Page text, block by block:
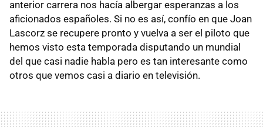
anterior carrera nos hacía albergar esperanzas a los
aficionados españoles. Si no es así, confío en que Joan
Lascorz se recupere pronto y vuelva a ser el piloto que
hemos visto esta temporada disputando un mundial
del que casi nadie habla pero es tan interesante como
otros que vemos casi a diario en televisión.